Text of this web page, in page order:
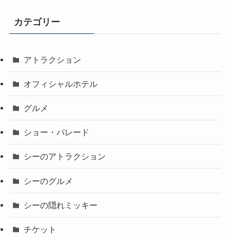
カテゴリー
アトラクション
オフィシャルホテル
グルメ
ショー・パレード
シーのアトラクション
シーのグルメ
シーの隠れミッキー
チケット